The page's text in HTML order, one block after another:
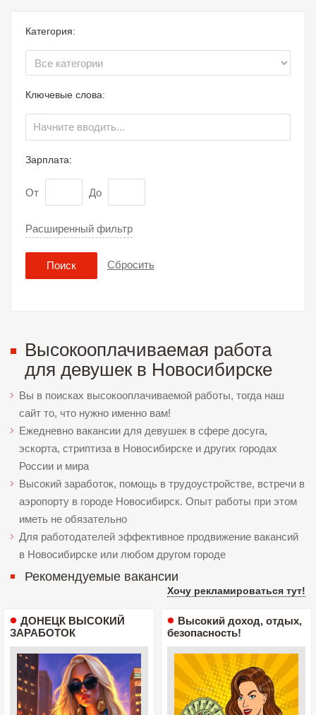
Категория:
Ключевые слова:
Зарплата:
От До
Расширенный фильтр
Поиск Сбросить
Высокооплачиваемая работа
для девушек в Новосибирске
Вы в поисках высокооплачиваемой работы, тогда наш
сайт то, что нужно именно вам!
Ежедневно вакансии для девушек в сфере досуга,
эскорта, стриптиза в Новосибирске и других городах
России и мира
Высокий заработок, помощь в трудоустройстве, встречи в
аэропорту в городе Новосибирск. Опыт работы при этом
иметь не обязательно
Для работодателей эффективное продвижение вакансий
в Новосибирске или любом другом городе
Рекомендуемые вакансии
Хочу рекламироваться тут!
ДОНЕЦК ВЫСОКИЙ
ЗАРАБОТОК
Высокий доход, отдых,
безопасность!